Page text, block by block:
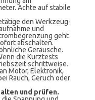
Achte auf stabile
den Werkzeug-
und
geht
abschalten.
Geräusche.
die Kurztests
schrittweise.
Motor, Elektronik,
Rauch, Geruch oder
und prüfen.